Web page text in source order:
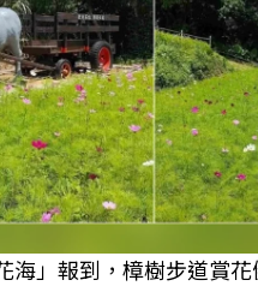
海」報到，樟樹步道賞花